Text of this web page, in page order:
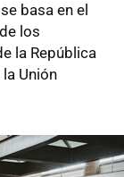
basa en el
los
la República
Unión